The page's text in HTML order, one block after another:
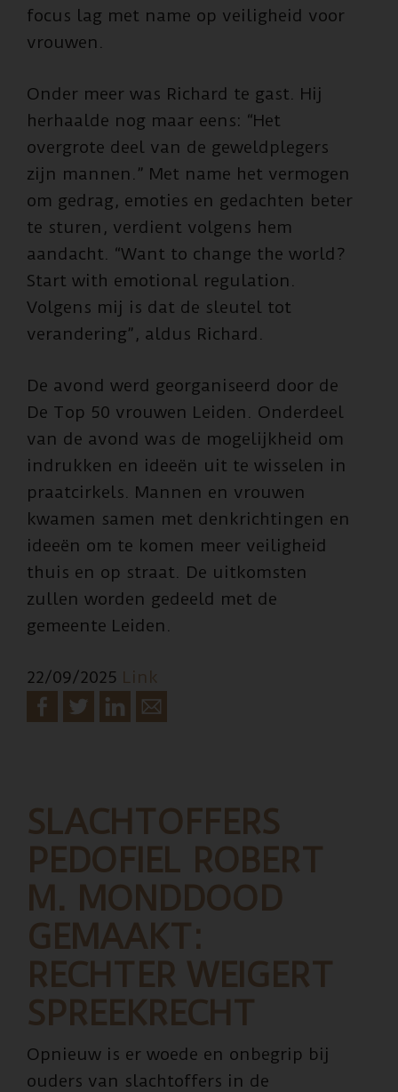
focus lag met name op veiligheid voor
vrouwen.
Onder meer was Richard te gast. Hij
herhaalde nog maar eens: “Het
overgrote deel van de geweldplegers
zijn mannen.” Met name het vermogen
om gedrag, emoties en gedachten beter
te sturen, verdient volgens hem
aandacht. “Want to change the world?
Start with emotional regulation.
Volgens mij is dat de sleutel tot
verandering”, aldus Richard.
De avond werd georganiseerd door de
De Top 50 vrouwen Leiden. Onderdeel
van de avond was de mogelijkheid om
indrukken en ideeën uit te wisselen in
praatcirkels. Mannen en vrouwen
kwamen samen met denkrichtingen en
ideeën om te komen meer veiligheid
thuis en op straat. De uitkomsten
zullen worden gedeeld met de
gemeente Leiden.
22/09/2025 Link
SLACHTOFFERS
PEDOFIEL ROBERT
M. MONDDOOD
GEMAAKT:
RECHTER WEIGERT
SPREEKRECHT
Opnieuw is er woede en onbegrip bij
ouders van slachtoffers in de